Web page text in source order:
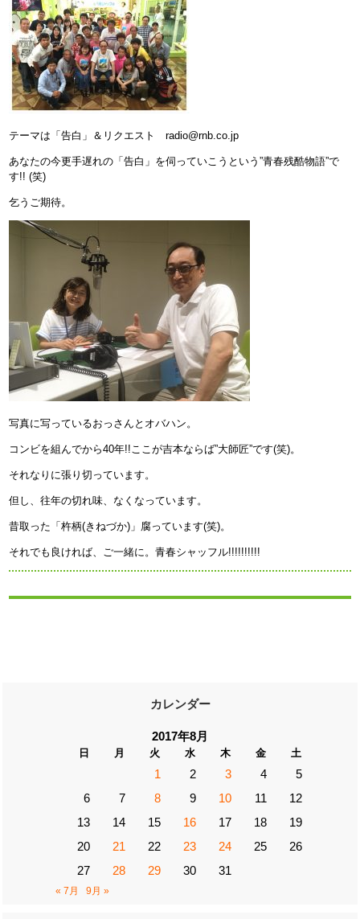
カレンダー
2017年8月
日 月 火 水 木 金 土
1 2 3 4
5
6
7 8 9 10 11
12
13
14 15 16 17 18
19
20
21 22 23 24 25
26
27
28 29 30 31
« 7月 9月 »
テーマは「告白」＆リクエスト radio@rnb.co.jp
あなたの今更手遅れの「告白」を伺っていこうという”青春残酷物語”で
す!! (笑)
乞うご期待。
写真に写っているおっさんとオバハン。
コンビを組んでから40年!!ここが吉本ならば”大師匠”です(笑)。
それなりに張り切っています。
但し、往年の切れ味、なくなっています。
昔取った「杵柄(きねづか)」腐っています(笑)。
それでも良ければ、ご一緒に。青春シャッフル!!!!!!!!!!